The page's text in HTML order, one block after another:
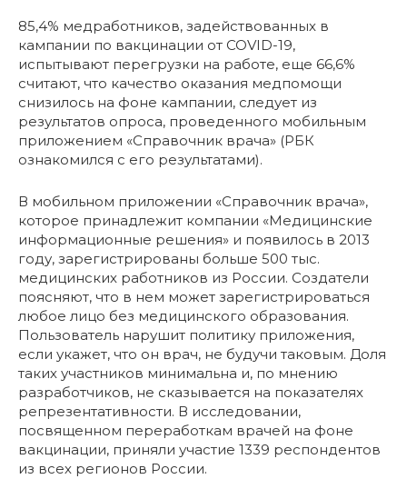
85,4% медработников, задействованных в
кампании по вакцинации от COVID-19,
испытывают перегрузки на работе, еще 66,6%
считают, что качество оказания медпомощи
снизилось на фоне кампании, следует из
результатов опроса, проведенного мобильным
приложением «Справочник врача» (РБК
ознакомился с его результатами).
В мобильном приложении «Справочник врача»,
которое принадлежит компании «Медицинские
информационные решения» и появилось в 2013
году, зарегистрированы больше 500 тыс.
медицинских работников из России. Создатели
поясняют, что в нем может зарегистрироваться
любое лицо без медицинского образования.
Пользователь нарушит политику приложения,
если укажет, что он врач, не будучи таковым. Доля
таких участников минимальна и, по мнению
разработчиков, не сказывается на показателях
репрезентативности. В исследовании,
посвященном переработкам врачей на фоне
вакцинации, приняли участие 1339 респондентов
из всех регионов России.